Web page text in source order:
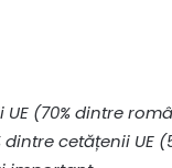
UE (70% dintre
dintre cetățenii